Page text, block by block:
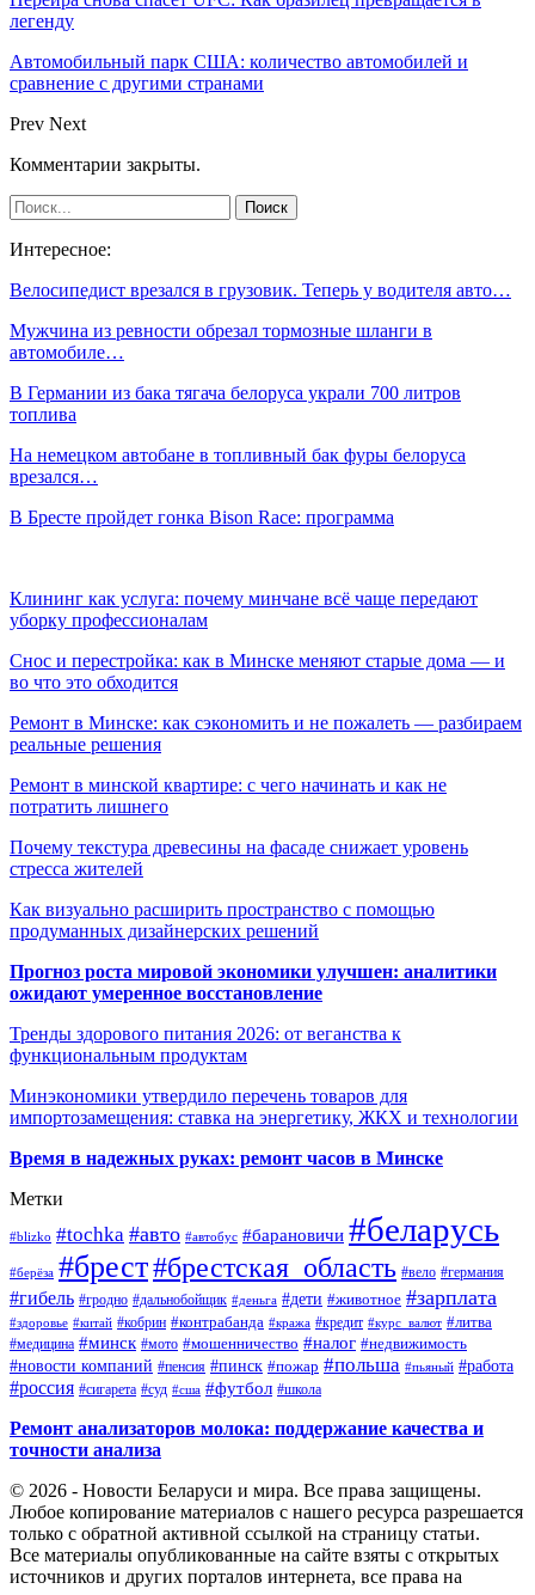
легенду
Автомобильный парк США: количество автомобилей и
сравнение с другими странами
Prev Next
Комментарии закрыты.
Интересное:
Велосипедист врезался в грузовик. Теперь у водителя авто…
Мужчина из ревности обрезал тормозные шланги в
автомобиле…
В Германии из бака тягача белоруса украли 700 литров
топлива
На немецком автобане в топливный бак фуры белоруса
врезался…
В Бресте пройдет гонка Bison Race: программа
Клининг как услуга: почему минчане всё чаще передают
уборку профессионалам
Снос и перестройка: как в Минске меняют старые дома — и
во что это обходится
Ремонт в Минске: как сэкономить и не пожалеть — разбираем
реальные решения
Ремонт в минской квартире: с чего начинать и как не
потратить лишнего
Почему текстура древесины на фасаде снижает уровень
стресса жителей
Как визуально расширить пространство с помощью
продуманных дизайнерских решений
Прогноз роста мировой экономики улучшен: аналитики
ожидают умеренное восстановление
Тренды здорового питания 2026: от веганства к
функциональным продуктам
Минэкономики утвердило перечень товаров для
импортозамещения: ставка на энергетику, ЖКХ и технологии
Время в надежных руках: ремонт часов в Минске
Метки
#blizko #tochka #авто #автобус #барановичи #беларусь
#берёза #брест#брестская_область #вело #германия
#гибель #гродно #дальнобойщик #деньга #дети #животное #зарплата
#здоровье #китай #кобрин #контрабанда #кража #кредит #курс_валют #литва
#медицина #минск #мото #мошенничество #налог #недвижимость
#новости компаний #пенсия #пинск #пожар #польша #пьяный #работа
#россия #сигарета #суд #сша #футбол #школа
Ремонт анализаторов молока: поддержание качества и
точности анализа
© 2026 - Новости Беларуси и мира. Все права защищены.
Любое копирование материалов с нашего ресурса разрешается
только с обратной активной ссылкой на страницу статьи.
Все материалы опубликованные на сайте взяты с открытых
источников и других порталов интернета, все права на